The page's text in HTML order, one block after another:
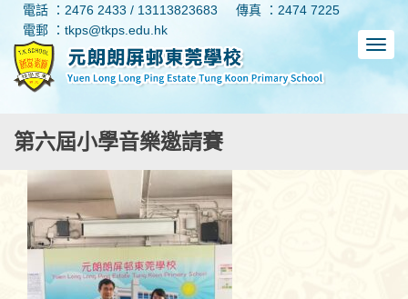
電話 ：2476 2433 / 13113823683
傳真 ：2474 7225
電郵 ：tkps@tkps.edu.hk
第六屆小學音樂邀請賽